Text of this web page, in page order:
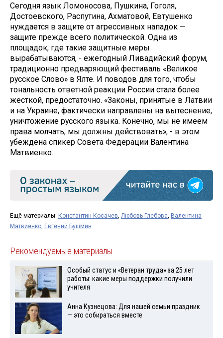
Сегодня язык Ломоносова, Пушкина, Гоголя,
Достоевского, Распутина, Ахматовой, Евтушенко
нуждается в защите от агрессивных нападок —
защите прежде всего политической. Одна из
площадок, где такие защитные меры
вырабатываются, - ежегодный Ливадийский форум,
традиционно предваряющий фестиваль «Великое
русское Слово» в Ялте. И поводов для того, чтобы
тональность ответной реакции России стала более
жесткой, предостаточно. «Законы, принятые в Латвии
и на Украине, фактически направлены на вытеснение,
уничтожение русского языка. Конечно, мы не имеем
права молчать, мы должны действовать», - в этом
убеждена спикер Совета Федерации Валентина
Матвиенко.
Ещё материалы: Константин Косачев, Любовь Глебова, Валентина
Матвиенко, Евгений Бушмин
Рекомендуемые материалы
Особый статус и «Ветеран труда» за 25 лет
работы: какие меры поддержки получили
учителя
Анна Кузнецова: Для нашей семьи праздник
— это собираться вместе